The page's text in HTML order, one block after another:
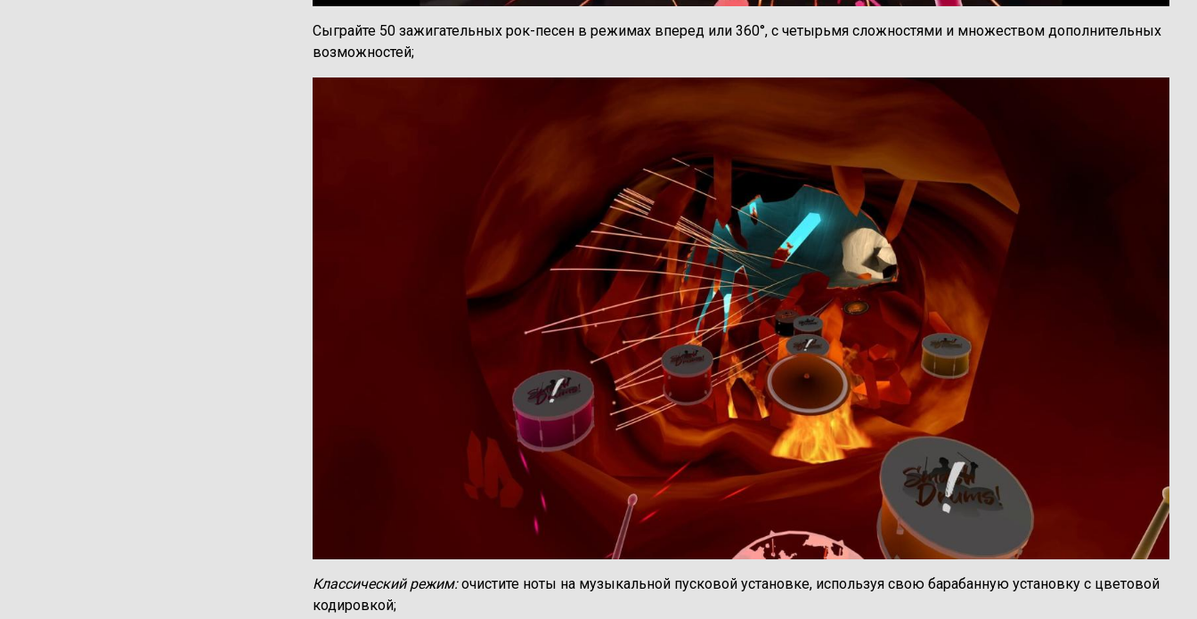
Сыграйте 50 зажигательных рок-песен в режимах вперед или 360°, с четырьмя сложностями и множеством дополнительных
возможностей;
Классический режим:очистите ноты на музыкальной пусковой установке, используя свою барабанную установку с цветовой
кодировкой;